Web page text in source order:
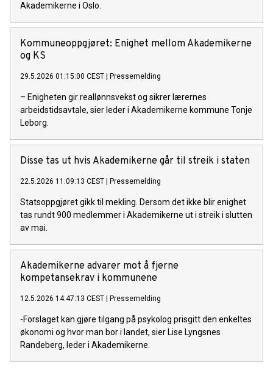
Akademikerne i Oslo.
Kommuneoppgjøret: Enighet mellom Akademikerne
og KS
29.5.2026 01:15:00 CEST Pressemelding
– Enigheten gir reallønnsvekst og sikrer lærernes
arbeidstidsavtale, sier leder i Akademikerne kommune Tonje
Leborg.
Disse tas ut hvis Akademikerne går til streik i staten
22.5.2026 11:09:13 CEST Pressemelding
Statsoppgjøret gikk til mekling. Dersom det ikke blir enighet
tas rundt 900 medlemmer i Akademikerne ut i streik i slutten
av mai.
Akademikerne advarer mot å fjerne
kompetansekrav i kommunene
12.5.2026 14:47:13 CEST Pressemelding
-Forslaget kan gjøre tilgang på psykolog prisgitt den enkeltes
økonomi og hvor man bor i landet, sier Lise Lyngsnes
Randeberg, leder i Akademikerne.